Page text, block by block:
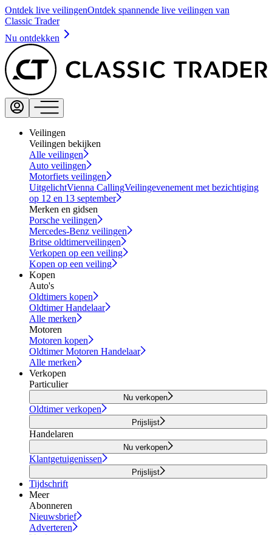
Ontdek live veilingenOntdek spannende live veilingen van
Classic Trader
Nu ontdekken
Veilingen
Veilingen bekijken
Alle veilingen
Auto veilingen
Motorfiets veilingen
UitgelichtVienna CallingVeilingevenement met bezichtiging
op 12 en 13 september
Merken en gidsen
Porsche veilingen
Mercedes-Benz veilingen
Britse oldtimerveilingen
Verkopen op een veiling
Kopen op een veiling
Kopen
Auto's
Oldtimers kopen
Oldtimer Handelaar
Alle merken
Motoren
Motoren kopen
Oldtimer Motoren Handelaar
Alle merken
Verkopen
Particulier
Nu verkopen
Oldtimer verkopen
Prijslijst
Handelaren
Nu verkopen
Klantgetuigenissen
Prijslijst
Tijdschrift
Meer
Abonneren
Nieuwsbrief
Adverteren